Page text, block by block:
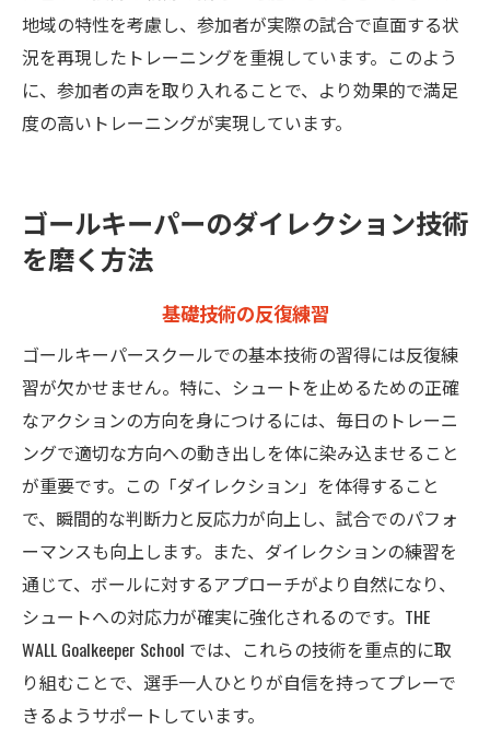
地域の特性を考慮し、参加者が実際の試合で直面する状
況を再現したトレーニングを重視しています。このよう
に、参加者の声を取り入れることで、より効果的で満足
度の高いトレーニングが実現しています。
ゴールキーパーのダイレクション技術
を磨く方法
基礎技術の反復練習
ゴールキーパースクールでの基本技術の習得には反復練
習が欠かせません。特に、シュートを止めるための正確
なアクションの方向を身につけるには、毎日のトレーニ
ングで適切な方向への動き出しを体に染み込ませること
が重要です。この「ダイレクション」を体得すること
で、瞬間的な判断力と反応力が向上し、試合でのパフォ
ーマンスも向上します。また、ダイレクションの練習を
通じて、ボールに対するアプローチがより自然になり、
シュートへの対応力が確実に強化されるのです。THE
WALL Goalkeeper School では、これらの技術を重点的に取
り組むことで、選手一人ひとりが自信を持ってプレーで
きるようサポートしています。